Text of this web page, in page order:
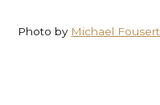
Photo by Michael Fousert